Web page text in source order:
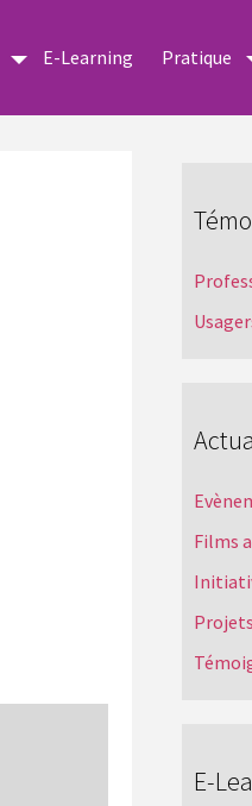
E-Learning Pratique
Films
Projets
E-